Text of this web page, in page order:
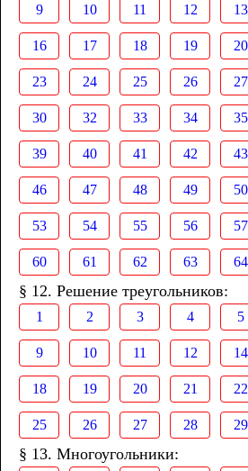
9 10 11 12 13
16 17 18 19 20
23 24 25 26 27
30 32 33 34 35
39 40 41 42 43
46 47 48 49 50
53 54 55 56 57
60 61 62 63 64
§ 12. Решение треугольников:
1 2 3 4 5
9 10 11 12 14
18 19 20 21 22
25 26 27 28 29
§ 13. Многоугольники: